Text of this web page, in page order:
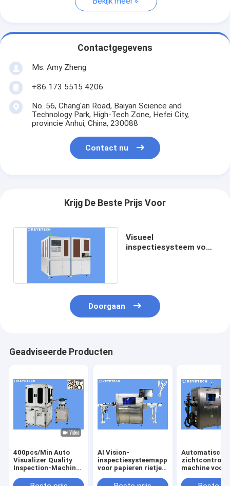
Contactgegevens
Ms. Amy Zheng
+86 173 5515 4206
No. 56, Chang'an Road, Baiyan Science and
Technology Park, High-Tech Zone, Hefei City,
provincie Anhui, China, 230088
Contact nu
Krijg De Beste Prijs Voor
Visueel
inspectiesysteem voor
Doorgaan
Geadviseerde Producten
400pcs/Min Auto
Visualizer Quality
Inspection-Machine
verzegelen
AI Vision-
inspectiesysteemapparatuur
voor papieren rietjes
Automatische
zichtcontrole-
machine voor
knoppen van